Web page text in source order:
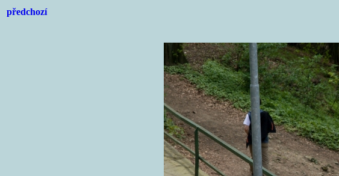
předchozí